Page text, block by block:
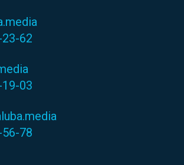
62
03
78